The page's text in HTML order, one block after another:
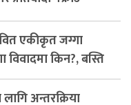
एकीकृत जग्गा
किन?, बस्ति
विघटन हुने
अन्तरक्रिया